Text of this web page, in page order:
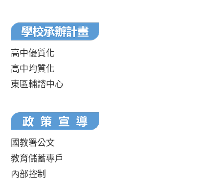
高中優質化
高中均質化
東區輔諮中心
國教署公文
教育儲蓄專戶
內部控制